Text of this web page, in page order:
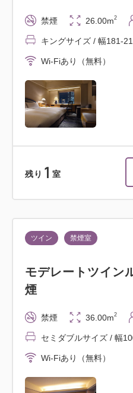
禁煙 26.00m2
キングサイズ / 幅181-
Wi-Fiあり（無料）
残り 1 室
ツイン 禁煙室
モデレートツイン
煙
禁煙 36.00m2
セミダブルサイズ / 幅
Wi-Fiあり（無料）